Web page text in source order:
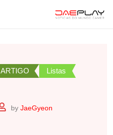
ARTIGO
Listas
by JaeGyeon